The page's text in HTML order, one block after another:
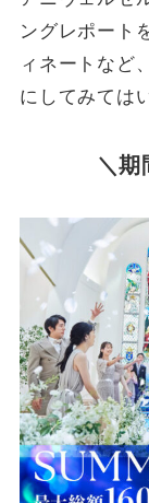
ングレポート
ィネートなど
にしてみては
＼